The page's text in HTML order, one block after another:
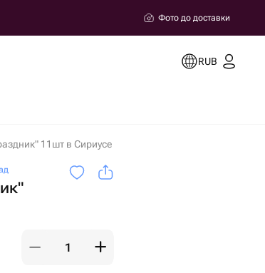
Фото до доставки
RUB
11шт в Сириусе